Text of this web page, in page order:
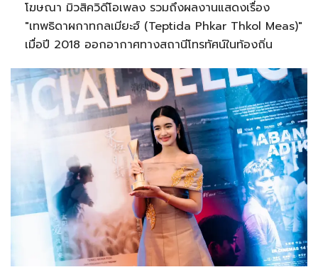
โฆษณา มิวสิควิดีโอเพลง รวมถึงผลงานแสดงเรื่อง
"เทพธิดาผกาทกลเมียะฮ์ (Teptida Phkar Thkol Meas)"
เมื่อปี 2018 ออกอากาศทางสถานีโทรทัศน์ในท้องถิ่น